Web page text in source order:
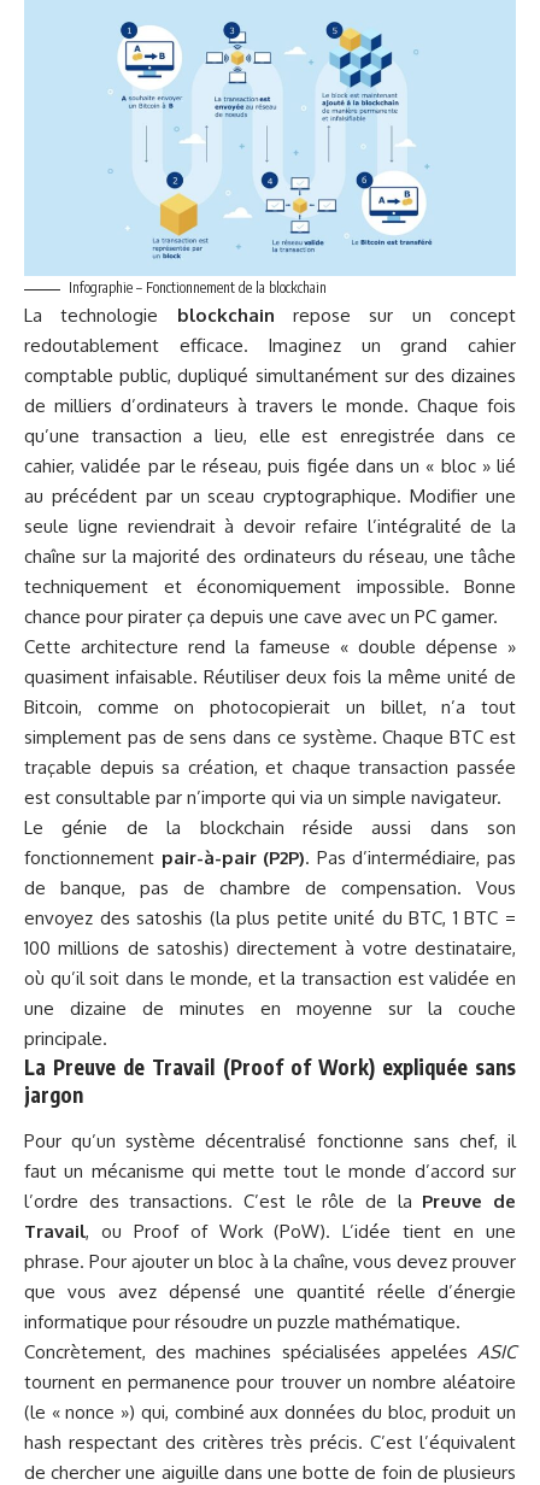
Infographie – Fonctionnement de la blockchain
La technologie blockchain repose sur un concept
redoutablement efficace. Imaginez un grand cahier
comptable public, dupliqué simultanément sur des dizaines
de milliers d’ordinateurs à travers le monde. Chaque fois
qu’une transaction a lieu, elle est enregistrée dans ce
cahier, validée par le réseau, puis figée dans un « bloc » lié
au précédent par un sceau cryptographique. Modifier une
seule ligne reviendrait à devoir refaire l’intégralité de la
chaîne sur la majorité des ordinateurs du réseau, une tâche
techniquement et économiquement impossible. Bonne
chance pour pirater ça depuis une cave avec un PC gamer.
Cette architecture rend la fameuse « double dépense »
quasiment infaisable. Réutiliser deux fois la même unité de
Bitcoin, comme on photocopierait un billet, n’a tout
simplement pas de sens dans ce système. Chaque BTC est
traçable depuis sa création, et chaque transaction passée
est consultable par n’importe qui via un simple navigateur.
Le génie de la blockchain réside aussi dans son
fonctionnement pair-à-pair (P2P). Pas d’intermédiaire, pas
de banque, pas de chambre de compensation. Vous
envoyez des satoshis (la plus petite unité du BTC, 1 BTC =
100 millions de satoshis) directement à votre destinataire,
où qu’il soit dans le monde, et la transaction est validée en
une dizaine de minutes en moyenne sur la couche
principale.
La Preuve de Travail (Proof of Work) expliquée sans
jargon
Pour qu’un système décentralisé fonctionne sans chef, il
faut un mécanisme qui mette tout le monde d’accord sur
l’ordre des transactions. C’est le rôle de la Preuve de
Travail, ou Proof of Work (PoW). L’idée tient en une
phrase. Pour ajouter un bloc à la chaîne, vous devez prouver
que vous avez dépensé une quantité réelle d’énergie
informatique pour résoudre un puzzle mathématique.
Concrètement, des machines spécialisées appelées ASIC
tournent en permanence pour trouver un nombre aléatoire
(le « nonce ») qui, combiné aux données du bloc, produit un
hash respectant des critères très précis. C’est l’équivalent
de chercher une aiguille dans une botte de foin de plusieurs